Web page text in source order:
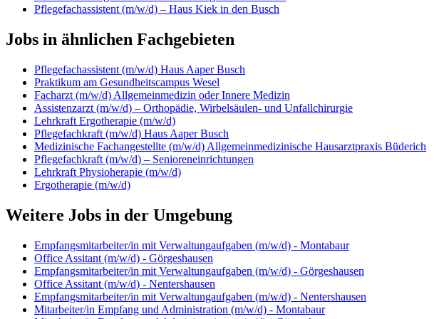
Pflegefachassistent (m/w/d) – Haus Kiek in den Busch
Jobs in ähnlichen Fachgebieten
Pflegefachassistent (m/w/d) Haus Aaper Busch
Praktikum am Gesundheitscampus Wesel
Facharzt (m/w/d) Allgemeinmedizin oder Innere Medizin
Assistenzarzt (m/w/d) – Orthopädie, Wirbelsäulen- und Unfallchirurgie
Lehrkraft Ergotherapie (m/w/d)
Pflegefachkraft (m/w/d) Haus Aaper Busch
Medizinische Fachangestellte (m/w/d) Allgemeinmedizinische Hausarztpraxis Büderich
Pflegefachkraft (m/w/d) – Senioreneinrichtungen
Lehrkraft Physioherapie (m/w/d)
Ergotherapie (m/w/d)
Weitere Jobs in der Umgebung
Empfangsmitarbeiter/in mit Verwaltungaufgaben (m/w/d) - Montabaur
Office Assitant (m/w/d) - Görgeshausen
Empfangsmitarbeiter/in mit Verwaltungaufgaben (m/w/d) - Görgeshausen
Office Assitant (m/w/d) - Nentershausen
Empfangsmitarbeiter/in mit Verwaltungaufgaben (m/w/d) - Nentershausen
Mitarbeiter/in Empfang und Administration (m/w/d) - Montabaur